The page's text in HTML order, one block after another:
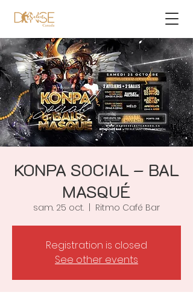
KONPA SOCIAL – BAL
MASQUÉ
sam. 25 oct. Ritmo Café Bar
Registration is closed
See other events